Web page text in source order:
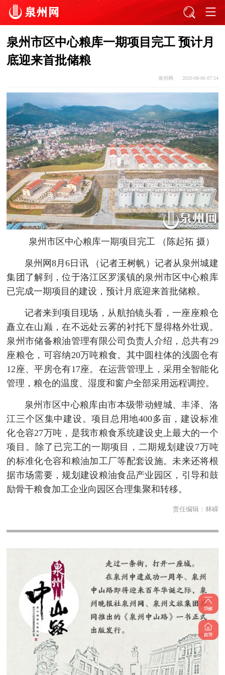
泉州市区中心粮库一期项目完工 预计月
底迎来首批储粮
泉州网 2020-08-06 07:54
泉州市区中心粮库一期项目完工 （陈起拓 摄）
泉州网8月6日讯 （记者王树帆）记者从泉州城建
集团了解到，位于洛江区罗溪镇的泉州市区中心粮库
已完成一期项目的建设，预计月底迎来首批储粮。
记者来到项目现场，从航拍镜头看，一座座粮仓
矗立在山巅，在不远处云雾的衬托下显得格外壮观。
泉州市储备粮油管理有限公司负责人介绍，总共有29
座粮仓，可容纳20万吨粮食。其中圆柱体的浅圆仓有
12座、平房仓有17座。在运营管理上，采用全智能化
管理，粮仓的温度、湿度和窗户全部采用远程调控。
泉州市区中心粮库由市本级带动鲤城、丰泽、洛
江三个区集中建设。项目总用地400多亩，建设标准
化仓容27万吨，是我市粮食系统建设史上最大的一个
项目。除了已完工的一期项目，二期规划建设7万吨
的标准化仓容和粮油加工厂等配套设施。未来还将根
据市场需要，规划建设粮油食品产业园区，引导和鼓
励骨干粮食加工企业向园区合理集聚和转移。
责任编辑： 林嵘